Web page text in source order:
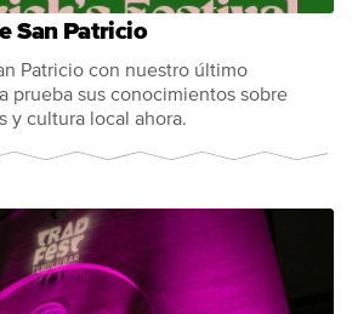
San Patricio
Patricio con nuestro último
prueba sus conocimientos sobre
y cultura local ahora.